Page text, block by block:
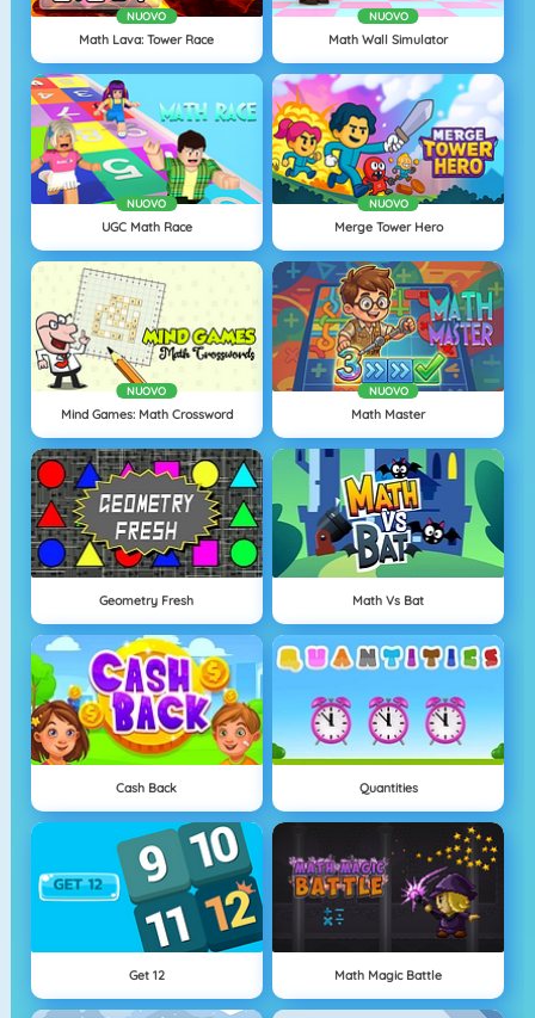
NUOVO
Math Lava: Tower Race
NUOVO
Math Wall Simulator
NUOVO
UGC Math Race
NUOVO
Merge Tower Hero
NUOVO
Mind Games: Math Crossword
NUOVO
Math Master
Geometry Fresh Math Vs Bat
Cash Back Quantities
Get 12 Math Magic Battle